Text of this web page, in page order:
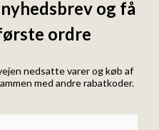
og få
ordre
nedsatte varer og køb af
med andre rabatkoder.